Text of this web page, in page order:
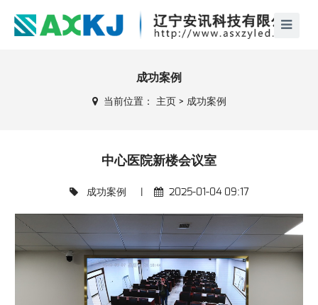
成功案例
当前位置： 主页 > 成功案例
中心医院新楼会议室
成功案例 2025-01-04 09:17